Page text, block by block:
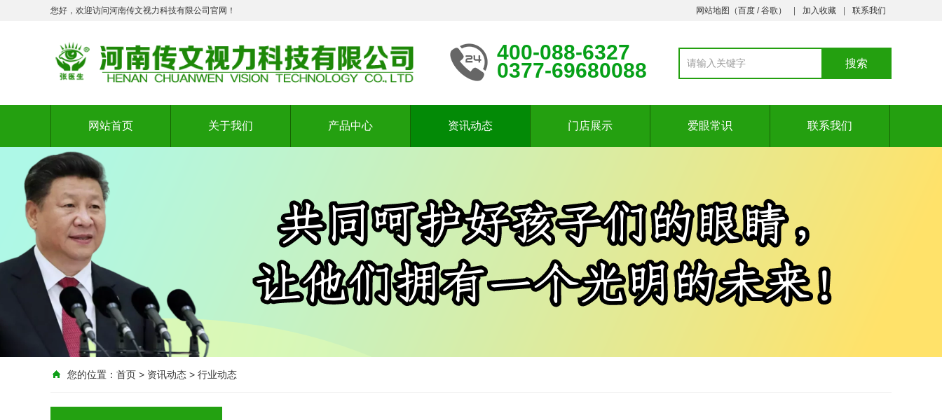
您好，欢迎访问河南传文视力科技有限公司官网！ 网站地图（百度 /谷歌 ） 加入收藏 联系我们
400-088-6327
0377-69680088
网站首页 关于我们 产品中心 资讯动态 门店展示 爱眼常识 联系我们
您的位置： 首页 > 资讯动态 > 行业动态